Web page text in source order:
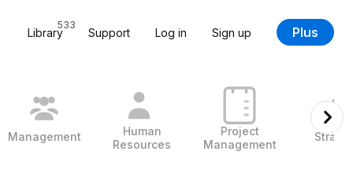
Library
533
Support Log in Sign up Plus
Management
Human
Resources
Project
Management